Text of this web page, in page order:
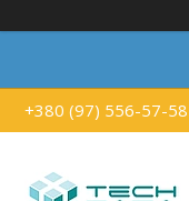
+380 (97) 556-57-58